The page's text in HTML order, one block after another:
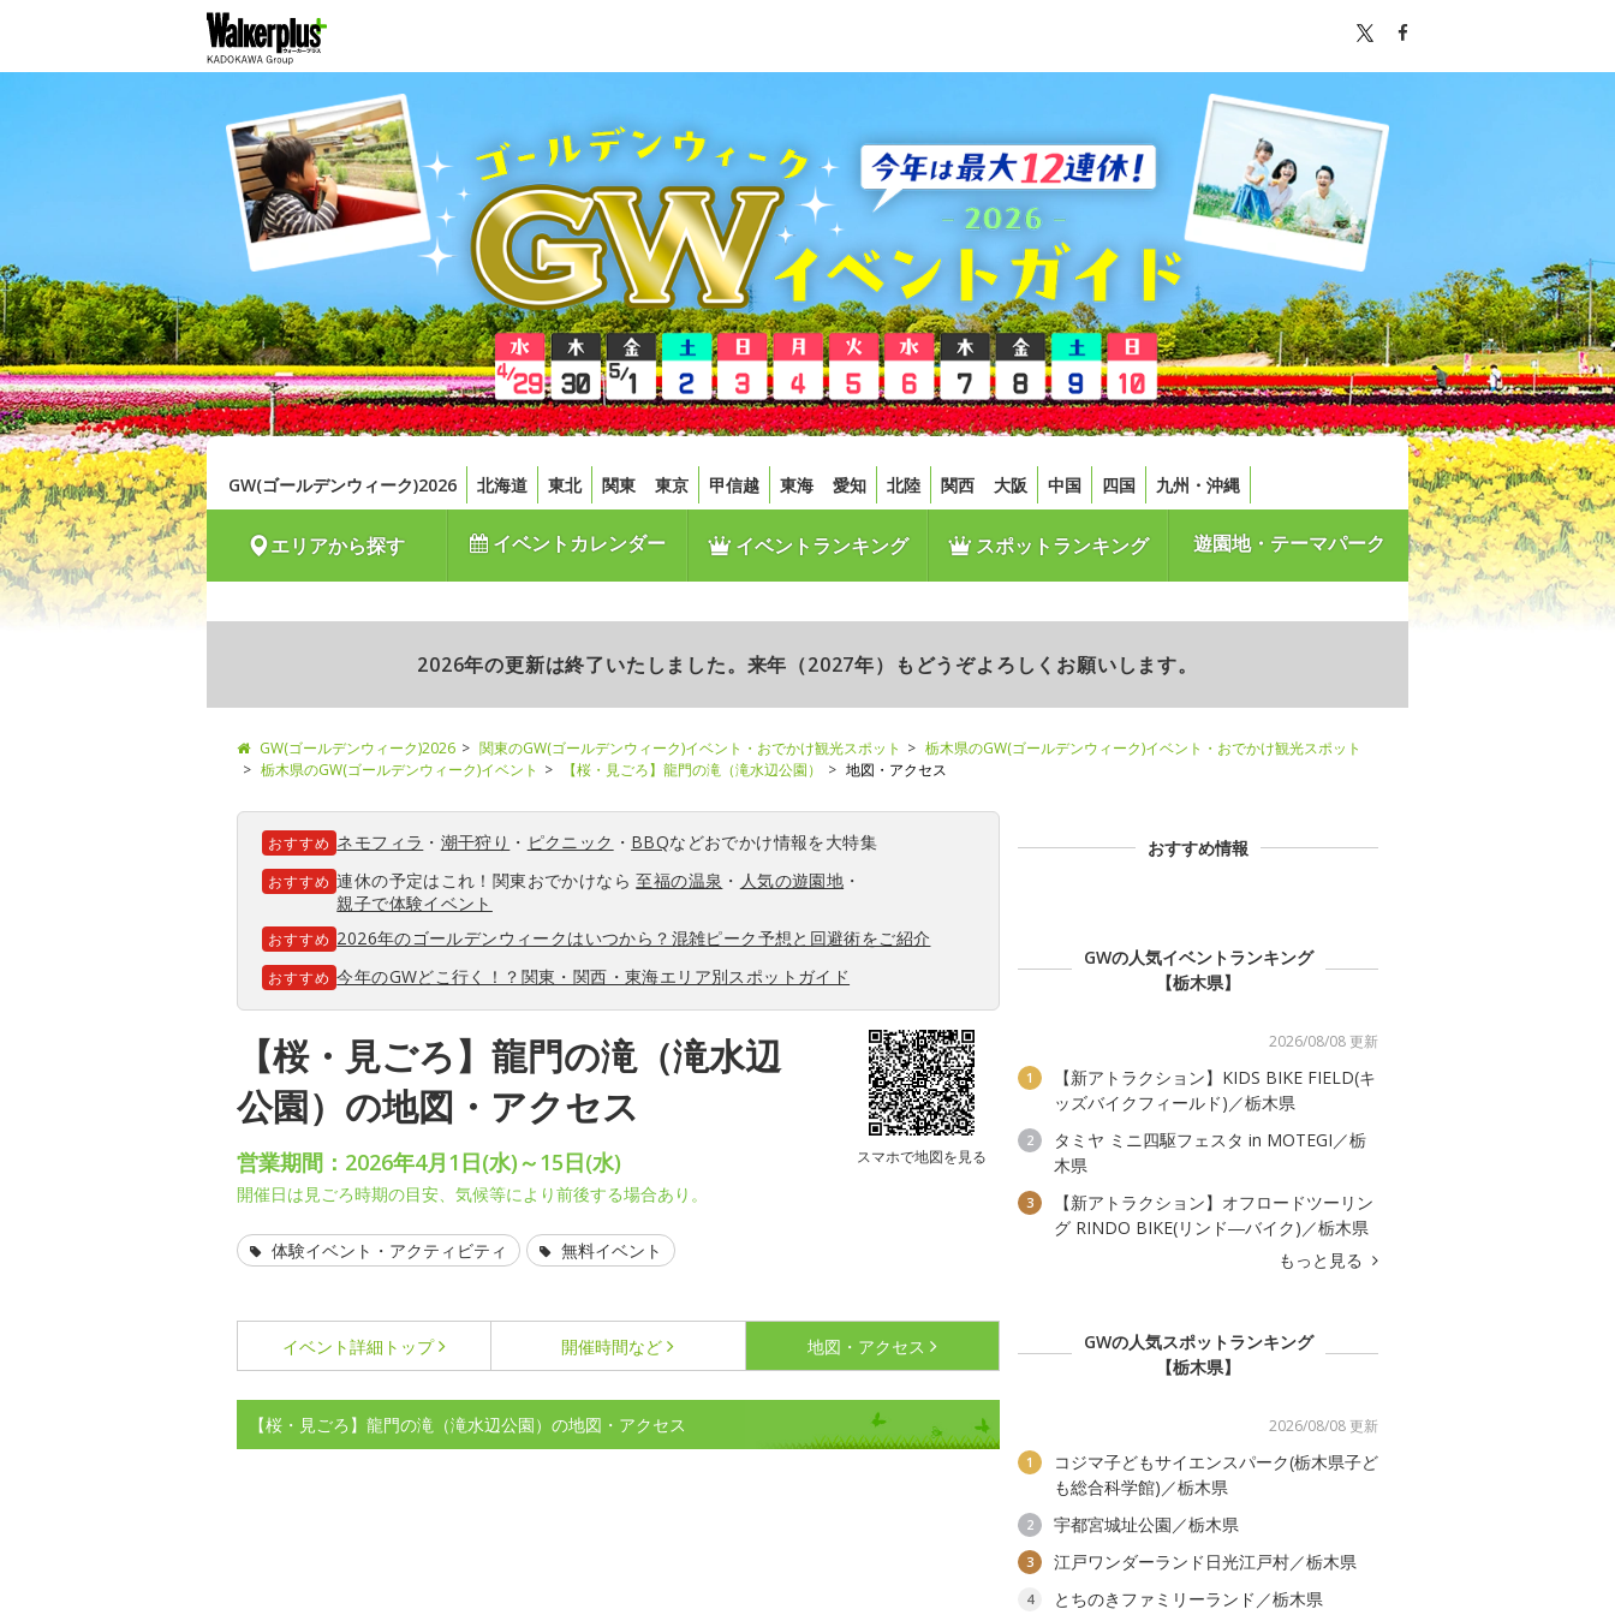
GW(ゴールデンウィーク)2026 北海道 東北 関東 東京 甲信越 東海 愛知 北陸 関西 大阪 中国 四国 九州・沖縄
エリアから探す イベントカレンダー イベントランキング スポットランキング 遊園地・テーマパーク
2026年の更新は終了いたしました。来年（2027年）もどうぞよろしくお願いします。
GW(ゴールデンウィーク)2026 関東のGW(ゴールデンウィーク)イベント・おでかけ観光スポット
栃木県のGW(ゴールデンウィーク)イベント・おでかけ観光スポット
栃木県のGW(ゴールデンウィーク)イベント
【桜・見ごろ】龍門の滝（滝水辺公園） 地図・アクセス
おすすめ ネモフィラ ・ 潮干狩り ・ ピクニック ・ BBQなどおでかけ情報を大特集
おすすめ 連休の予定はこれ！関東おでかけなら至福の温泉 ・ 人気の遊園地 ・
親子で体験イベント
おすすめ 2026年のゴールデンウィークはいつから？混雑ピーク予想と回避術をご紹介
おすすめ 今年のGWどこ行く！？関東・関西・東海エリア別スポットガイド
【桜・見ごろ】龍門の滝（滝水辺
公園）の地図・アクセス
スマホで地図を見る
営業期間：2026年4月1日(水)～15日(水)
開催日は見ごろ時期の目安、気候等により前後する場合あり。
体験イベント・アクティビティ 無料イベント
イベント詳細 トップ 開催時間など 地図・アクセス
【桜・見ごろ】龍門の滝（滝水辺公園）の地図・アクセス
おすすめ情報
GWの人気イベントランキング
【栃木県】
2026/08/08 更新
1
【新アトラクション】KIDS BIKE FIELD(キ
ッズバイクフィールド)／栃木県
2
タミヤ ミニ四駆フェスタ in MOTEGI／栃
木県
3
【新アトラクション】オフロードツーリン
グ RINDO BIKE(リンド―バイク)／栃木県
もっと見る
GWの人気スポットランキング
【栃木県】
2026/08/08 更新
1
コジマ子どもサイエンスパーク(栃木県子ど
も総合科学館)／栃木県
2 宇都宮城址公園／栃木県
3 江戸ワンダーランド日光江戸村／栃木県
4 とちのきファミリーランド／栃木県